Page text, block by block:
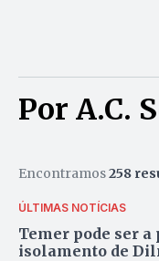
Por A.C.
Encontramos258
ÚLTIMAS NOTÍCIAS
Temer pode ser
isolamento de